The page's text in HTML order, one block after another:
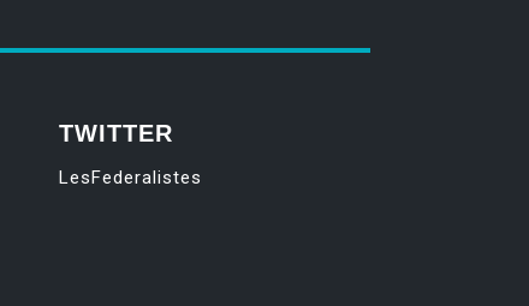
TWITTER
LesFederalistes